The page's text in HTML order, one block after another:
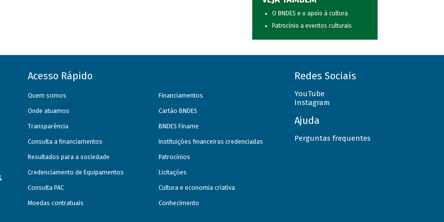
O BNDES e o apoio à cultura
Patrocínio a eventos culturais
Acesso Rápido
Quem somos
Onde atuamos
Transparência
Consulta a financiamentos
Resultados para a sociedade
Credenciamento de Equipamentos
Consulta PAC
Moedas contratuais
Financiamentos
Cartão BNDES
BNDES Finame
Instituições financeiras credenciadas
Patrocínios
Licitações
Cultura e economia criativa
Conhecimento
Redes Sociais
YouTube
Instagram
Ajuda
Perguntas frequentes